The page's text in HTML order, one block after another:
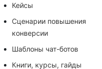
Кейсы
Сценарии повышения
конверсии
Шаблоны чат-ботов
Книги, курсы, гайды